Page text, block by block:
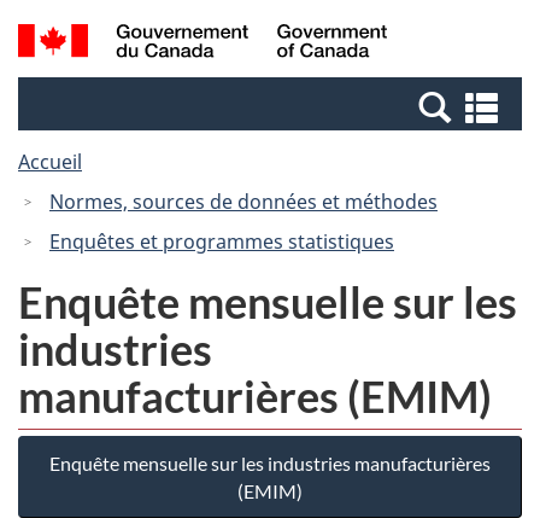
Passer
au
Passer
à
Canada
Recherche
et
et
Accueil
Normes, sources de données et méthodes
Enquêtes et programmes statistiques
Enquête mensuelle sur les
industries
manufacturières (EMIM)
Enquête mensuelle sur les industries manufacturières
(EMIM)